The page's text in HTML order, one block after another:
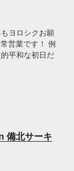
ヨロシクお願
営業です！ 例
平和な初日だ
備北サーキ